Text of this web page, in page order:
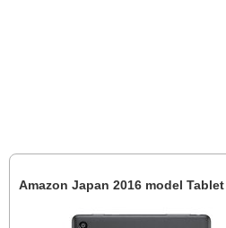
Amazon Japan 2016 model